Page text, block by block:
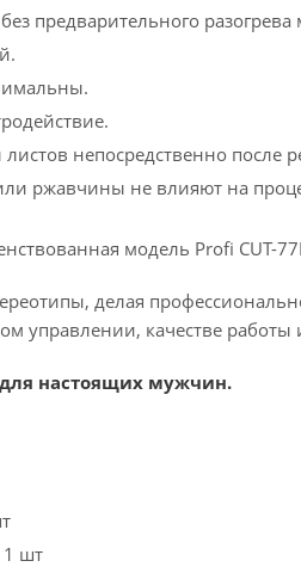
предварительного разогрева
непосредственно после
ржавчины не влияют на
модель Profi CUT-
делая
управлении, качестве
настоящих мужчин.
1 шт